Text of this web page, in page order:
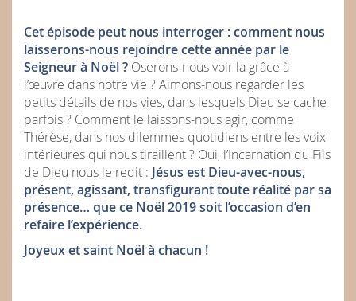
Cet épisode peut nous interroger : comment nous
laisserons-nous rejoindre cette année par le
Seigneur à Noël ? Oserons-nous voir la grâce à
l’œuvre dans notre vie ? Aimons-nous regarder les
petits détails de nos vies, dans lesquels Dieu se cache
parfois ? Comment le laissons-nous agir, comme
Thérèse, dans nos dilemmes quotidiens entre les voix
intérieures qui nous tiraillent ? Oui, l’Incarnation du Fils
de Dieu nous le redit : Jésus est Dieu-avec-nous,
présent, agissant, transfigurant toute réalité par sa
présence… que ce Noël 2019 soit l’occasion d’en
refaire l’expérience.
Joyeux et saint Noël à chacun !